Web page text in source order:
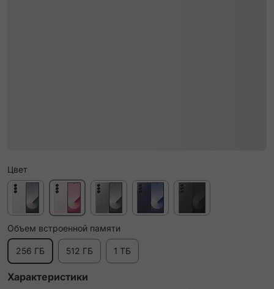
Цвет
Объем встроенной памяти
256 ГБ 512 ГБ 1 ТБ
Характеристики